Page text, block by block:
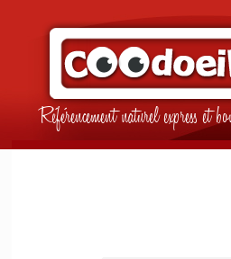
Référencement naturel express et